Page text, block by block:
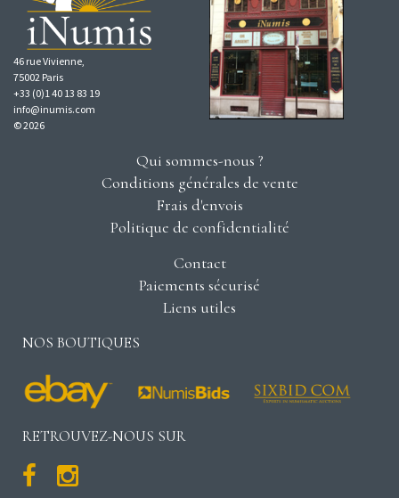
46 rue Vivienne,
75002 Paris
+33 (0)1 40 13 83 19
info@inumis.com
© 2026
Qui sommes-nous ?
Conditions générales de vente
Frais d'envois
Politique de confidentialité
Contact
Paiements sécurisé
Liens utiles
NOS BOUTIQUES
RETROUVEZ-NOUS SUR